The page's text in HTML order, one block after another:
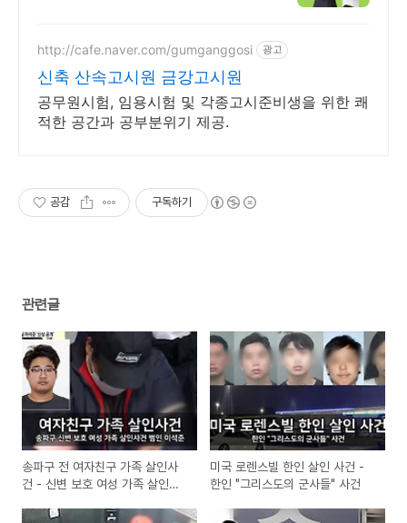
http://cafe.naver.com/gumganggosi 광고
신축 산속고시원 금강고시원
공무원시험, 임용시험 및 각종고시준비생을 위한 쾌
적한 공간과 공부분위기 제공.
공감 구독하기
관련글
송파구 전 여자친구 가족 살인사
건 - 신변 보호 여성 가족 살인사
미국 로렌스빌 한인 살인 사건 -
한인 "그리스도의 군사들" 사건